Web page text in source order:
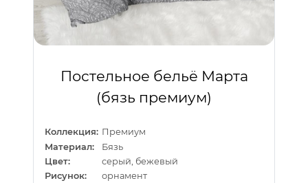
Постельное бельё Марта
(бязь премиум)
Коллекция: Премиум
Материал:
Бязь
Цвет:
серый, бежевый
Рисунок:
орнамент